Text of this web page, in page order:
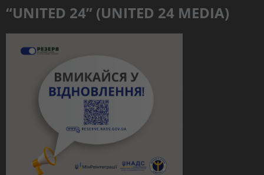
“UNITED 24” (UNITED 24 MEDIA)